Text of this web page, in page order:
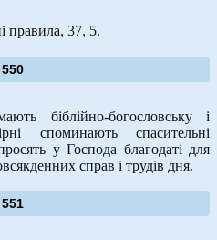
правила, 37, 5.
550
біблійно-богословську і
споминають спасительні
у Господа благодаті для
справ і трудів дня.
551